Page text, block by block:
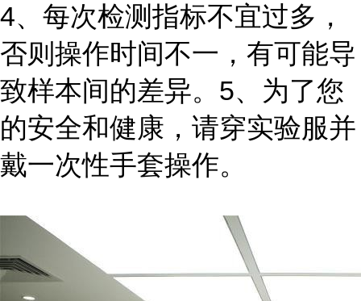
4、每次检测指标不宜过多，
否则操作时间不一，有可能导
致样本间的差异。5、为了您
的安全和健康，请穿实验服并
戴一次性手套操作。